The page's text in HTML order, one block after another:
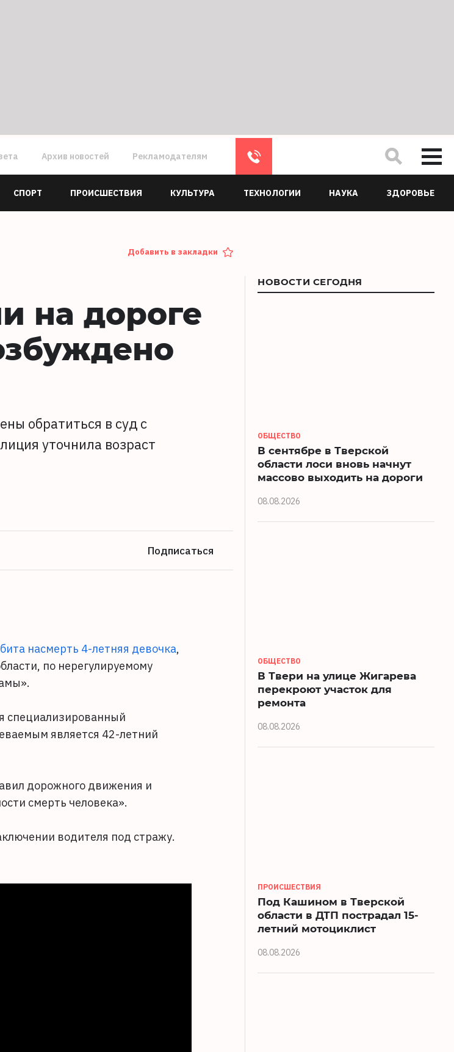
Архив новостей Рекламодателям
СПОРТ ПРОИСШЕСТВИЯ КУЛЬТУРА ТЕХНОЛОГИИ НАУКА ЗДОРОВЬЕ
Добавить в закладки
на дороге
обратиться в суд с
уточнила возраст
Подписаться
насмерть 4-летняя девочка,
по нерегулируемому
специализированный
является 42-летний
дорожного движения и
смерть человека».
водителя под стражу.
НОВОСТИ СЕГОДНЯ
ОБЩЕСТВО
В сентябре в Тверской
области лоси вновь начнут
массово выходить на дороги
08.08.2026
ОБЩЕСТВО
В Твери на улице Жигарева
перекроют участок для
ремонта
08.08.2026
ПРОИСШЕСТВИЯ
Под Кашином в Тверской
области в ДТП пострадал 15-
летний мотоциклист
08.08.2026